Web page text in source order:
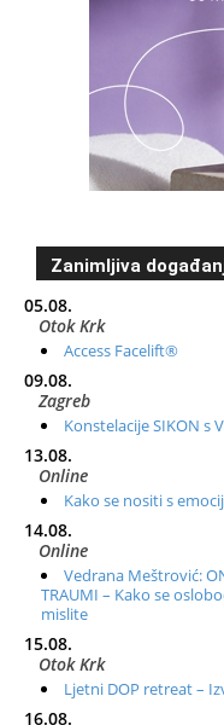
Zanimljiva
05.08.
Otok Krk
Access Facelift®
09.08.
Zagreb
Konstelacije SIKON s
13.08.
Online
Kako se nositi s
14.08.
Online
Vedrana Meštrović:
TRAUMI – Kako se
mislite
15.08.
Otok Krk
Ljetni DOP retreat –
16.08.